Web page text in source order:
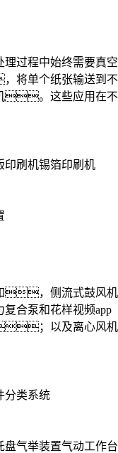
过程中始终需要真空
将单个纸张输送到不
。这些应用在不
印刷机锡箔印刷机
，侧流式鼓风机
合泵和花样视频app
；以及离心风机
分类系统
盘气举装置气动工作台